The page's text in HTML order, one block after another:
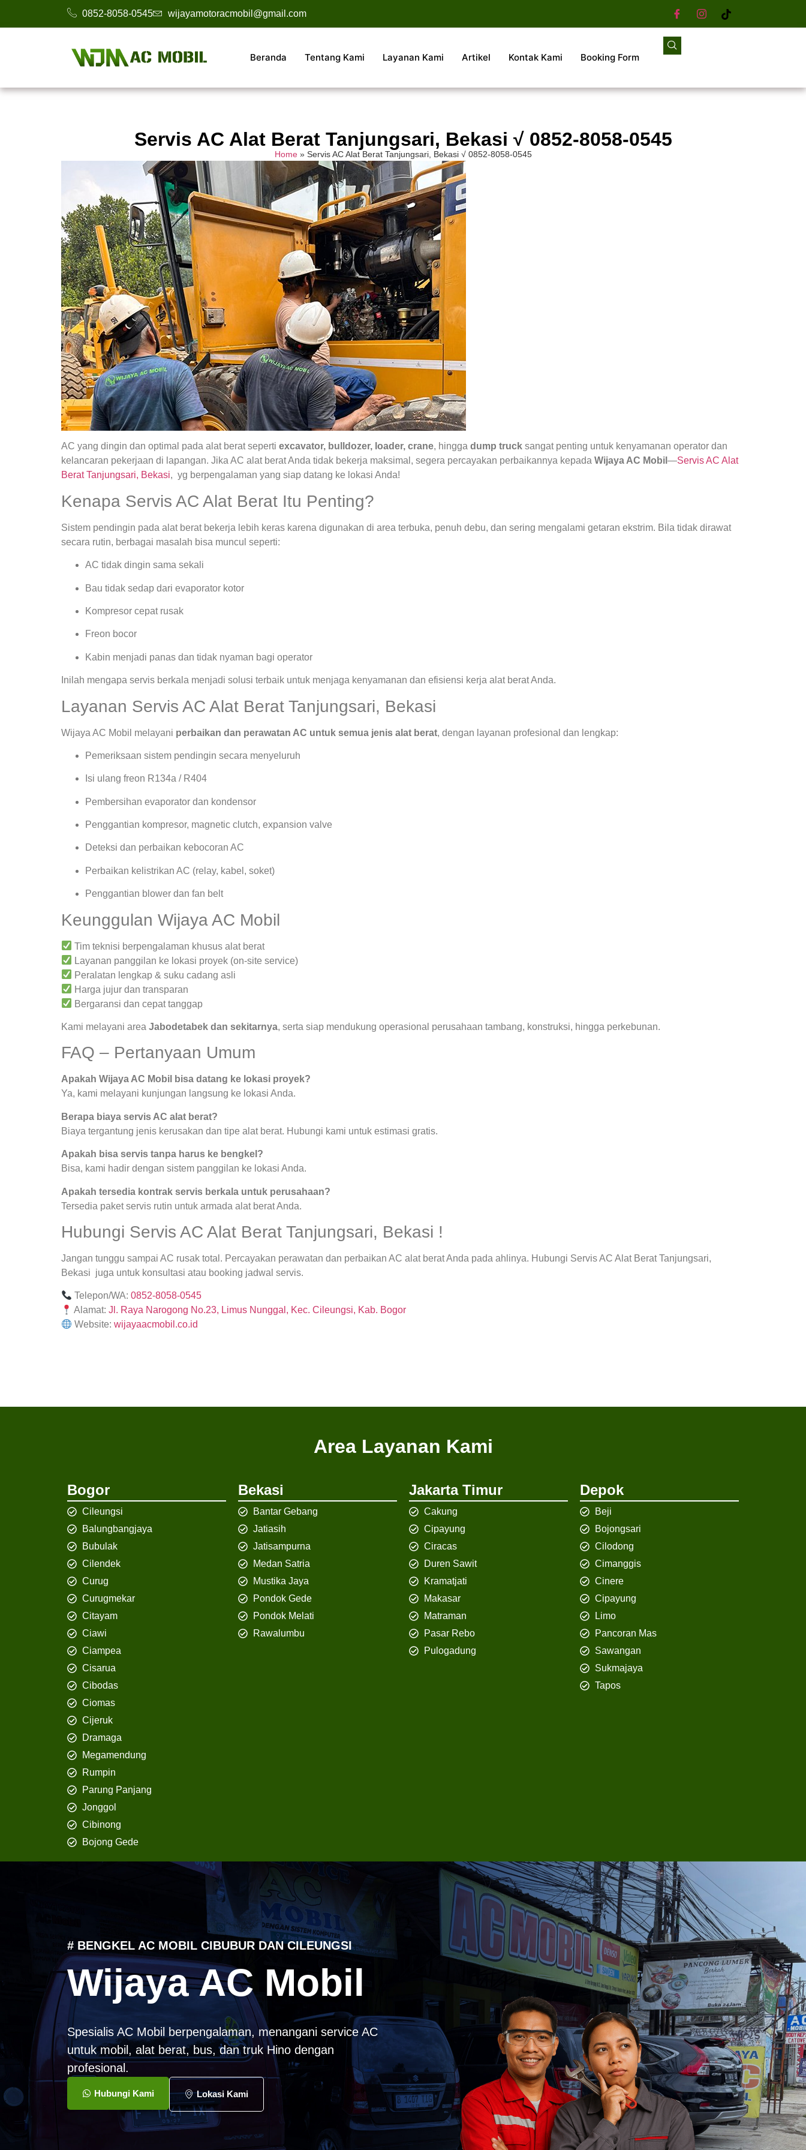
0852-8058-0545 wijayamotoracmobil@gmail.com
Beranda Tentang Kami Layanan Kami Artikel Kontak Kami Booking Form
Servis AC Alat Berat Tanjungsari, Bekasi √ 0852-8058-0545
Home» Servis AC Alat Berat Tanjungsari, Bekasi √ 0852-8058-0545
AC yang dingin dan optimal pada alat berat seperti excavator, bulldozer, loader, crane, hingga dump truck sangat penting untuk kenyamanan operator dan
kelancaran pekerjaan di lapangan. Jika AC alat berat Anda tidak bekerja maksimal, segera percayakan perbaikannya kepada Wijaya AC Mobil —Servis AC Alat
Berat Tanjungsari, Bekasi, yg berpengalaman yang siap datang ke lokasi Anda!
Kenapa Servis AC Alat Berat Itu Penting?
Sistem pendingin pada alat berat bekerja lebih keras karena digunakan di area terbuka, penuh debu, dan sering mengalami getaran ekstrim. Bila tidak dirawat
secara rutin, berbagai masalah bisa muncul seperti:
AC tidak dingin sama sekali
Bau tidak sedap dari evaporator kotor
Kompresor cepat rusak
Freon bocor
Kabin menjadi panas dan tidak nyaman bagi operator
Inilah mengapa servis berkala menjadi solusi terbaik untuk menjaga kenyamanan dan efisiensi kerja alat berat Anda.
Layanan Servis AC Alat Berat Tanjungsari, Bekasi
Wijaya AC Mobil melayani perbaikan dan perawatan AC untuk semua jenis alat berat, dengan layanan profesional dan lengkap:
Pemeriksaan sistem pendingin secara menyeluruh
Isi ulang freon R134a / R404
Pembersihan evaporator dan kondensor
Penggantian kompresor, magnetic clutch, expansion valve
Deteksi dan perbaikan kebocoran AC
Perbaikan kelistrikan AC (relay, kabel, soket)
Penggantian blower dan fan belt
Keunggulan Wijaya AC Mobil
Tim teknisi berpengalaman khusus alat berat
Layanan panggilan ke lokasi proyek (on-site service)
Peralatan lengkap & suku cadang asli
Harga jujur dan transparan
Bergaransi dan cepat tanggap
Kami melayani area Jabodetabek dan sekitarnya, serta siap mendukung operasional perusahaan tambang, konstruksi, hingga perkebunan.
FAQ – Pertanyaan Umum
Apakah Wijaya AC Mobil bisa datang ke lokasi proyek?
Ya, kami melayani kunjungan langsung ke lokasi Anda.
Berapa biaya servis AC alat berat?
Biaya tergantung jenis kerusakan dan tipe alat berat. Hubungi kami untuk estimasi gratis.
Apakah bisa servis tanpa harus ke bengkel?
Bisa, kami hadir dengan sistem panggilan ke lokasi Anda.
Apakah tersedia kontrak servis berkala untuk perusahaan?
Tersedia paket servis rutin untuk armada alat berat Anda.
Hubungi Servis AC Alat Berat Tanjungsari, Bekasi !
Jangan tunggu sampai AC rusak total. Percayakan perawatan dan perbaikan AC alat berat Anda pada ahlinya. Hubungi Servis AC Alat Berat Tanjungsari,
Bekasi juga untuk konsultasi atau booking jadwal servis.
Telepon/WA:0852-8058-0545
Alamat:Jl. Raya Narogong No.23, Limus Nunggal, Kec. Cileungsi, Kab. Bogor
Website:wijayaacmobil.co.id
Area Layanan Kami
Bogor
Cileungsi
Balungbangjaya
Bubulak
Cilendek
Curug
Curugmekar
Citayam
Ciawi
Ciampea
Cisarua
Cibodas
Ciomas
Cijeruk
Dramaga
Megamendung
Rumpin
Parung Panjang
Jonggol
Cibinong
Bojong Gede
Bekasi
Bantar Gebang
Jatiasih
Jatisampurna
Medan Satria
Mustika Jaya
Pondok Gede
Pondok Melati
Rawalumbu
Jakarta Timur
Cakung
Cipayung
Ciracas
Duren Sawit
Kramatjati
Makasar
Matraman
Pasar Rebo
Pulogadung
Depok
Beji
Bojongsari
Cilodong
Cimanggis
Cinere
Cipayung
Limo
Pancoran Mas
Sawangan
Sukmajaya
Tapos
# BENGKEL AC MOBIL CIBUBUR DAN CILEUNGSI
Wijaya AC Mobil
Spesialis AC Mobil berpengalaman, menangani service AC
untuk mobil, alat berat, bus, dan truk Hino dengan
profesional.
Hubungi Kami Lokasi Kami